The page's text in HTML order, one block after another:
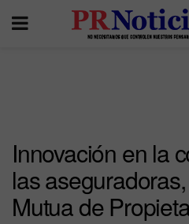
Innovación en la
las
Mutua de